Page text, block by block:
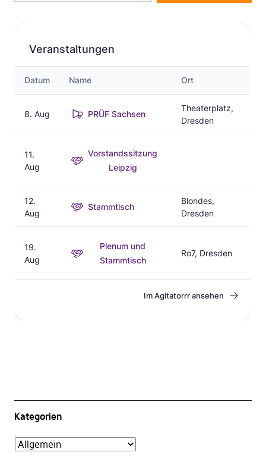
Kategorien